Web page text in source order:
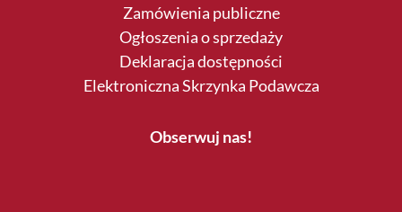
Zamówienia publiczne
Ogłoszenia o sprzedaży
Deklaracja dostępności
Elektroniczna Skrzynka Podawcza
Obserwuj nas!